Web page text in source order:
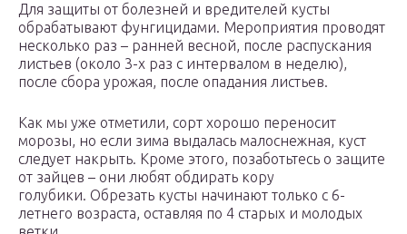
Для защиты от болезней и вредителей кусты
обрабатывают фунгицидами. Мероприятия проводят
несколько раз – ранней весной, после распускания
листьев (около 3-х раз с интервалом в неделю),
после сбора урожая, после опадания листьев.
Как мы уже отметили, сорт хорошо переносит
морозы, но если зима выдалась малоснежная, куст
следует накрыть. Кроме этого, позаботьтесь о защите
от зайцев – они любят обдирать кору
голубики. Обрезать кусты начинают только с 6-
летнего возраста, оставляя по 4 старых и молодых